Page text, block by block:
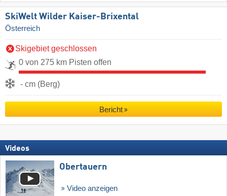
SkiWelt Wilder Kaiser-Brixental
Österreich
Skigebiet geschlossen
0 von 275 km Pisten offen
- cm (Berg)
Bericht
Videos
Obertauern
Video anzeigen